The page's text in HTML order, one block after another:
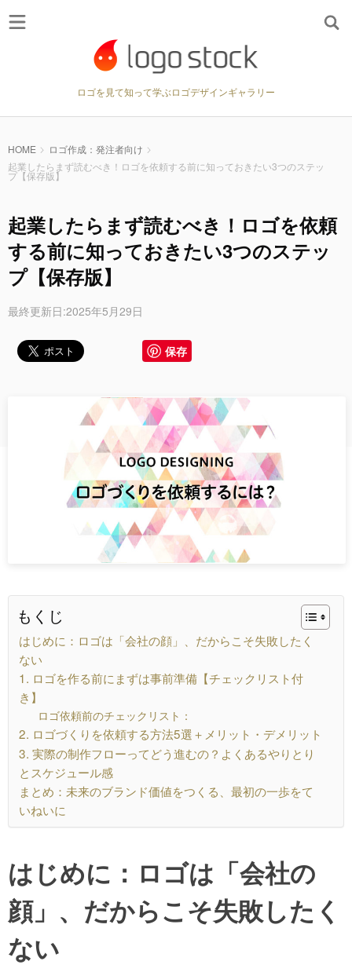
ロゴを見て知って学ぶロゴデザインギャラリー
HOME
ロゴ作成：発注者向け
起業したらまず読むべき！ロゴを依頼する前に知っておきたい3つのステッ
プ【保存版】
起業したらまず読むべき！ロゴを依頼
する前に知っておきたい3つのステッ
プ【保存版】
最終更新日:2025年5月29日
保存
もくじ
はじめに：ロゴは「会社の顔」、だからこそ失敗したく
ない
1. ロゴを作る前にまずは事前準備【チェックリスト付
き】
ロゴ依頼前のチェックリスト：
2. ロゴづくりを依頼する方法5選＋メリット・デメリット
3. 実際の制作フローってどう進むの？よくあるやりとり
とスケジュール感
まとめ：未来のブランド価値をつくる、最初の一歩をて
いねいに
はじめに：ロゴは「会社の
顔」、だからこそ失敗したく
ない